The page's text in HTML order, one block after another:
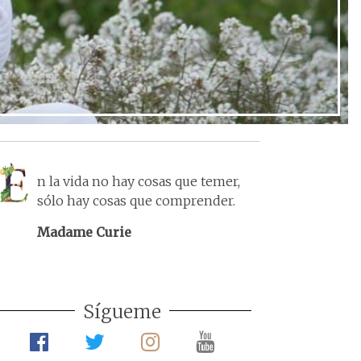
n la vida no hay cosas que temer,
sólo hay cosas que comprender.
Madame Curie
Sígueme